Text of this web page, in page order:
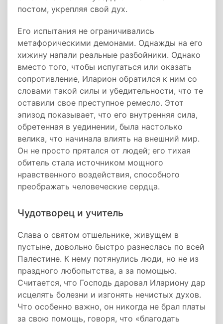
постом, укрепляя свой дух.
Его испытания не ограничивались
метафорическими демонами. Однажды на его
хижину напали реальные разбойники. Однако
вместо того, чтобы испугаться или оказать
сопротивление, Иларион обратился к ним со
словами такой силы и убедительности, что те
оставили свое преступное ремесло. Этот
эпизод показывает, что его внутренняя сила,
обретенная в уединении, была настолько
велика, что начинала влиять на внешний мир.
Он не просто прятался от людей; его тихая
обитель стала источником мощного
нравственного воздействия, способного
преображать человеческие сердца.
Чудотворец и учитель
Слава о святом отшельнике, живущем в
пустыне, довольно быстро разнеслась по всей
Палестине. К нему потянулись люди, но не из
праздного любопытства, а за помощью.
Считается, что Господь даровал Илариону дар
исцелять болезни и изгонять нечистых духов.
Что особенно важно, он никогда не брал платы
за свою помощь, говоря, что «благодать